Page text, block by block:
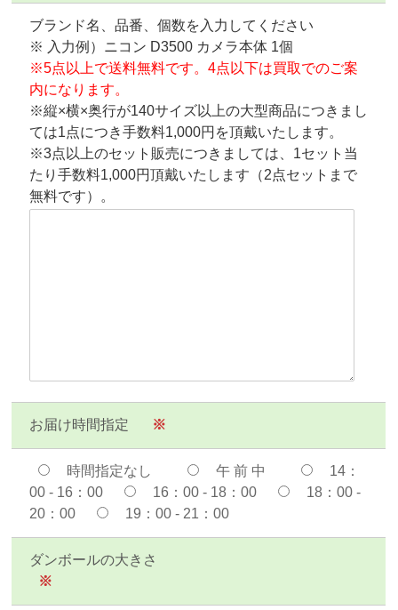
ブランド名、品番、個数を入力してください
※ 入力例）ニコン D3500 カメラ本体 1個
※5点以上で送料無料です。4点以下は買取でのご案
内になります。
※縦×横×奥行が140サイズ以上の大型商品につきまし
ては1点につき手数料1,000円を頂戴いたします。
※3点以上のセット販売につきましては、1セット当
たり手数料1,000円頂戴いたします（2点セットまで
無料です）。
お届け時間指定 ※
時間指定なし 午 前 中
14：
00 - 16：00
16：00 - 18：00
18：00 -
20：00
19：00 - 21：00
ダンボールの大きさ
※